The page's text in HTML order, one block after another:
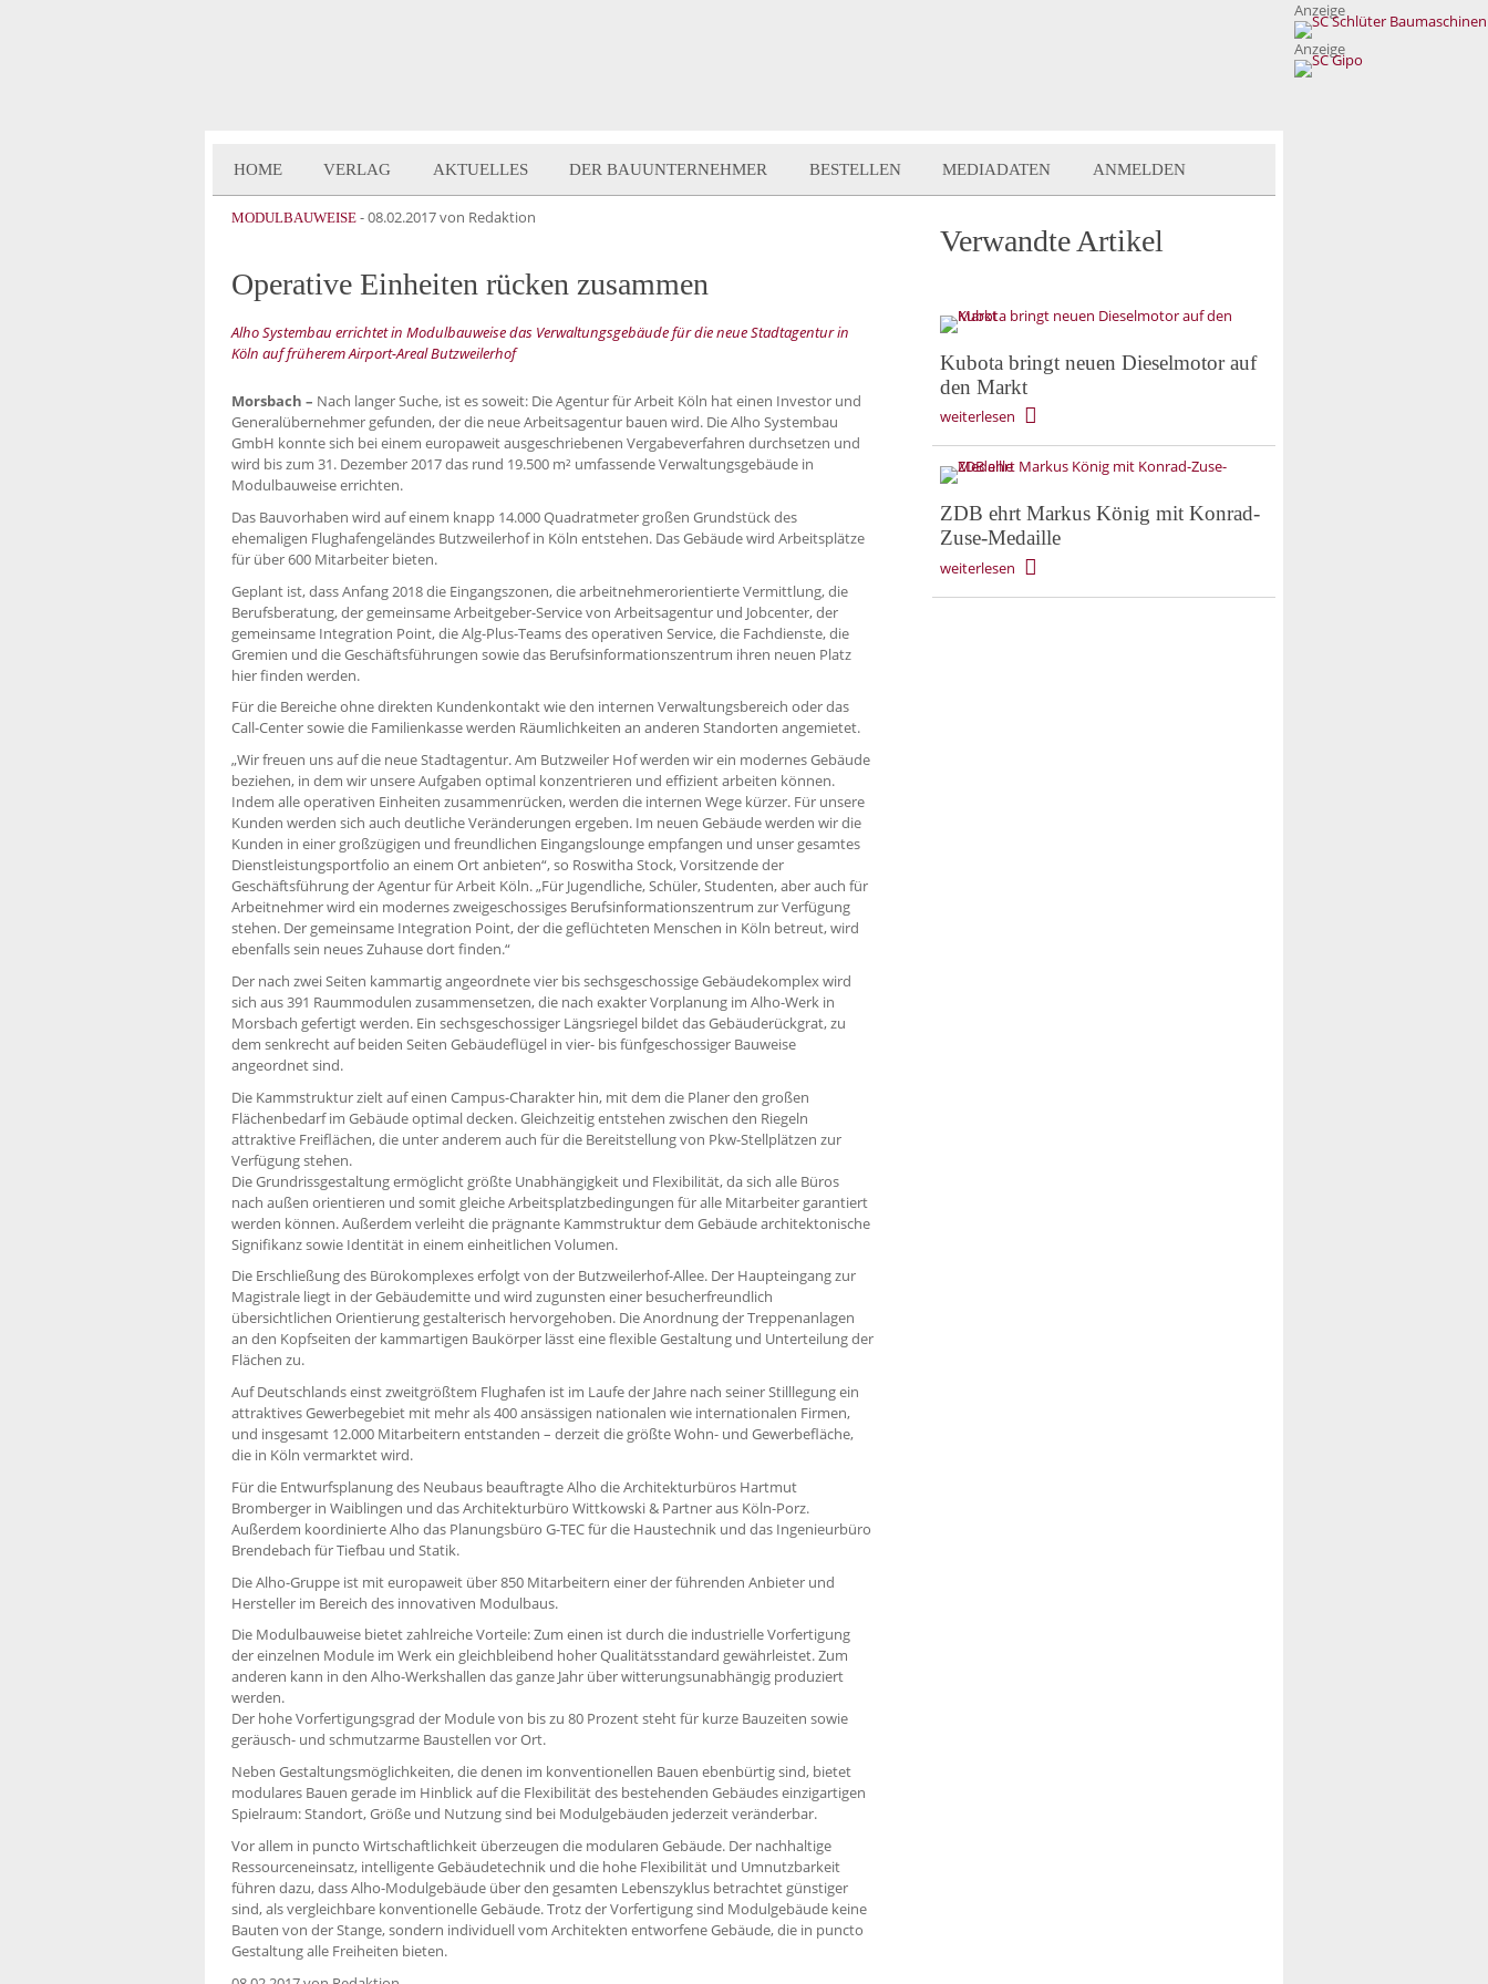
Anzeige
Anzeige
HOME VERLAG AKTUELLES DER BAUUNTERNEHMER BESTELLEN MEDIADATEN ANMELDEN
MODULBAUWEISE -08.02.2017von Redaktion
Operative Einheiten rücken zusammen
Alho Systembau errichtet in Modulbauweise das Verwaltungsgebäude für die neue Stadtagentur in
Köln auf früherem Airport-Areal Butzweilerhof
Morsbach – Nach langer Suche, ist es soweit: Die Agentur für Arbeit Köln hat einen Investor und
Generalübernehmer gefunden, der die neue Arbeitsagentur bauen wird. Die Alho Systembau
GmbH konnte sich bei einem europaweit ausgeschriebenen Vergabeverfahren durchsetzen und
wird bis zum 31. Dezember 2017 das rund 19.500 m² umfassende Verwaltungsgebäude in
Modulbauweise errichten.
Das Bauvorhaben wird auf einem knapp 14.000 Quadratmeter großen Grundstück des
ehemaligen Flughafengeländes Butzweilerhof in Köln entstehen. Das Gebäude wird Arbeitsplätze
für über 600 Mitarbeiter bieten.
Geplant ist, dass Anfang 2018 die Eingangszonen, die arbeitnehmerorientierte Vermittlung, die
Berufsberatung, der gemeinsame Arbeitgeber-Service von Arbeitsagentur und Jobcenter, der
gemeinsame Integration Point, die Alg-Plus-Teams des operativen Service, die Fachdienste, die
Gremien und die Geschäftsführungen sowie das Berufsinformationszentrum ihren neuen Platz
hier finden werden.
Für die Bereiche ohne direkten Kundenkontakt wie den internen Verwaltungsbereich oder das
Call-Center sowie die Familienkasse werden Räumlichkeiten an anderen Standorten angemietet.
„Wir freuen uns auf die neue Stadtagentur. Am Butzweiler Hof werden wir ein modernes Gebäude
beziehen, in dem wir unsere Aufgaben optimal konzentrieren und effizient arbeiten können.
Indem alle operativen Einheiten zusammenrücken, werden die internen Wege kürzer. Für unsere
Kunden werden sich auch deutliche Veränderungen ergeben. Im neuen Gebäude werden wir die
Kunden in einer großzügigen und freundlichen Eingangslounge empfangen und unser gesamtes
Dienstleistungsportfolio an einem Ort anbieten“, so Roswitha Stock, Vorsitzende der
Geschäftsführung der Agentur für Arbeit Köln. „Für Jugendliche, Schüler, Studenten, aber auch für
Arbeitnehmer wird ein modernes zweigeschossiges Berufsinformationszentrum zur Verfügung
stehen. Der gemeinsame Integration Point, der die geflüchteten Menschen in Köln betreut, wird
ebenfalls sein neues Zuhause dort finden.“
Der nach zwei Seiten kammartig angeordnete vier bis sechsgeschossige Gebäudekomplex wird
sich aus 391 Raummodulen zusammensetzen, die nach exakter Vorplanung im Alho-Werk in
Morsbach gefertigt werden. Ein sechsgeschossiger Längsriegel bildet das Gebäuderückgrat, zu
dem senkrecht auf beiden Seiten Gebäudeflügel in vier- bis fünfgeschossiger Bauweise
angeordnet sind.
Die Kammstruktur zielt auf einen Campus-Charakter hin, mit dem die Planer den großen
Flächenbedarf im Gebäude optimal decken. Gleichzeitig entstehen zwischen den Riegeln
attraktive Freiflächen, die unter anderem auch für die Bereitstellung von Pkw-Stellplätzen zur
Verfügung stehen.
Die Grundrissgestaltung ermöglicht größte Unabhängigkeit und Flexibilität, da sich alle Büros
nach außen orientieren und somit gleiche Arbeitsplatzbedingungen für alle Mitarbeiter garantiert
werden können. Außerdem verleiht die prägnante Kammstruktur dem Gebäude architektonische
Signifikanz sowie Identität in einem einheitlichen Volumen.
Die Erschließung des Bürokomplexes erfolgt von der Butzweilerhof-Allee. Der Haupteingang zur
Magistrale liegt in der Gebäudemitte und wird zugunsten einer besucherfreundlich
übersichtlichen Orientierung gestalterisch hervorgehoben. Die Anordnung der Treppenanlagen
an den Kopfseiten der kammartigen Baukörper lässt eine flexible Gestaltung und Unterteilung der
Flächen zu.
Auf Deutschlands einst zweitgrößtem Flughafen ist im Laufe der Jahre nach seiner Stilllegung ein
attraktives Gewerbegebiet mit mehr als 400 ansässigen nationalen wie internationalen Firmen,
und insgesamt 12.000 Mitarbeitern entstanden – derzeit die größte Wohn- und Gewerbefläche,
die in Köln vermarktet wird.
Für die Entwurfsplanung des Neubaus beauftragte Alho die Architekturbüros Hartmut
Bromberger in Waiblingen und das Architekturbüro Wittkowski & Partner aus Köln-Porz.
Außerdem koordinierte Alho das Planungsbüro G-TEC für die Haustechnik und das Ingenieurbüro
Brendebach für Tiefbau und Statik.
Die Alho-Gruppe ist mit europaweit über 850 Mitarbeitern einer der führenden Anbieter und
Hersteller im Bereich des innovativen Modulbaus.
Die Modulbauweise bietet zahlreiche Vorteile: Zum einen ist durch die industrielle Vorfertigung
der einzelnen Module im Werk ein gleichbleibend hoher Qualitätsstandard gewährleistet. Zum
anderen kann in den Alho-Werkshallen das ganze Jahr über witterungsunabhängig produziert
werden.
Der hohe Vorfertigungsgrad der Module von bis zu 80 Prozent steht für kurze Bauzeiten sowie
geräusch- und schmutzarme Baustellen vor Ort.
Neben Gestaltungsmöglichkeiten, die denen im konventionellen Bauen ebenbürtig sind, bietet
modulares Bauen gerade im Hinblick auf die Flexibilität des bestehenden Gebäudes einzigartigen
Spielraum: Standort, Größe und Nutzung sind bei Modulgebäuden jederzeit veränderbar.
Vor allem in puncto Wirtschaftlichkeit überzeugen die modularen Gebäude. Der nachhaltige
Ressourceneinsatz, intelligente Gebäudetechnik und die hohe Flexibilität und Umnutzbarkeit
führen dazu, dass Alho-Modulgebäude über den gesamten Lebenszyklus betrachtet günstiger
sind, als vergleichbare konventionelle Gebäude. Trotz der Vorfertigung sind Modulgebäude keine
Bauten von der Stange, sondern individuell vom Architekten entworfene Gebäude, die in puncto
Gestaltung alle Freiheiten bieten.
Verwandte Artikel
Kubota bringt neuen Dieselmotor auf
den Markt
weiterlesen
ZDB ehrt Markus König mit Konrad-
Zuse-Medaille
weiterlesen